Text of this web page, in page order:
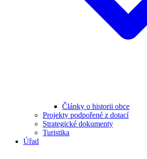
Články o historii obce
Projekty podpořené z dotací
Strategické dokumenty
Turistika
Úřad